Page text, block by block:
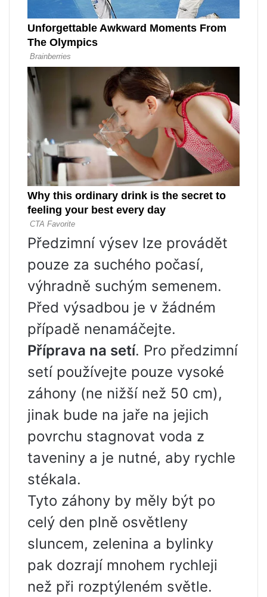
Předzimní výsev lze provádět
pouze za suchého počasí,
výhradně suchým semenem.
Před výsadbou je v žádném
případě nenamáčejte.
Příprava na setí. Pro předzimní
setí používejte pouze vysoké
záhony (ne nižší než 50 cm),
jinak bude na jaře na jejich
povrchu stagnovat voda z
taveniny a je nutné, aby rychle
stékala.
Tyto záhony by měly být po
celý den plně osvětleny
sluncem, zelenina a bylinky
pak dozrají mnohem rychleji
než při rozptýleném světle.